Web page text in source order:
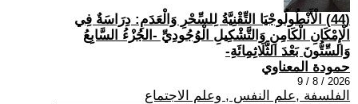
(44) الْأَنْطُولُوجْيَا التِّقْنِيَّةُ لِلسِّحْرِ وَالْعَدَمِ: دِرَاسَةٌ فِي
الْإِمْكَانِ الْكَامِنِ وَالتَّشْكِيلِ الْوُجُودِيِّ -الجُزْءُ السَّابِعُ
وَالسِّتُّونَ بَعْدَ الثَّلَاثِمِائَةِ-
حمودة المعناوي
2026 / 8 / 9
الفلسفة ,علم النفس , وعلم الاجتماع